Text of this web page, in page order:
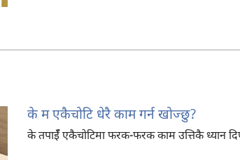
के म एकैचोटि धेरै काम गर्न खोज्छु?
के तपाईँ एकैचोटिमा फरक-फरक काम उत्तिकै ध्यान